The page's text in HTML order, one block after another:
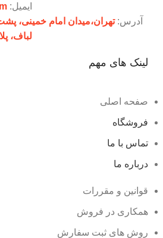
ایمیل:
آدرس:تهران،‌میدان امام خمینی،
لباف، پلاک 27
لینک های مهم
صفحه اصلی
فروشگاه
تماس با ما
درباره ما
قوانین و مقررات
همکاری در فروش
روش های ثبت سفارش